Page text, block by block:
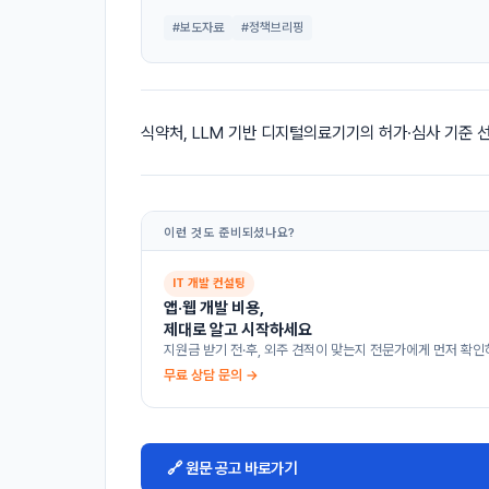
#보도자료 #정책브리핑
식약처, LLM 기반 디지털의료기기의 허가·심사 기준
이런 것도 준비되셨나요?
IT 개발 컨설팅
앱·웹 개발 비용,
제대로 알고 시작하세요
지원금 받기 전·후, 외주 견적이 맞는지 전문가에게 먼저 확인
무료 상담 문의 →
🔗 원문 공고 바로가기